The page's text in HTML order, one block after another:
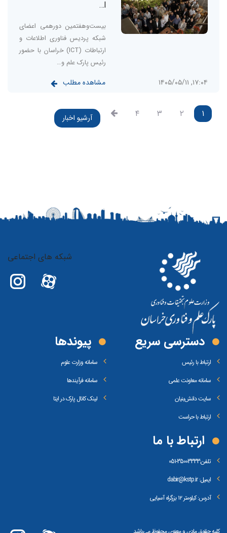
بیست‌وهفتمین دورهمی اعضای
شبکه پردیس فناوری اطلاعات و
ارتباطات (ICT) خراسان با حضور
رئیس پارک علم و…
۱۷:۰۴, ۱۴۰۵/۰۵/۱۱ مشاهده مطلب
۱ آرشیو اخبار
شبکه های اجتماعی
دسترسی سریع
ارتباط با رئیس
سامانه معاونت علمی
سایت دانش‌بنیان
ارتباط با حراست
پیوند‌ها
سامانه وزارت علوم
سامانه فرآیندها
لینک کانال پارک در ایتا
ارتباط با ما
تلفن:35003333-051
ایمیل: dabir@kstp.ir
آدرس: کیلومتر ۱۲ بزرگراه آسیایی
کلیه حقوق مادی و معنوی محفوظ می‌باشد